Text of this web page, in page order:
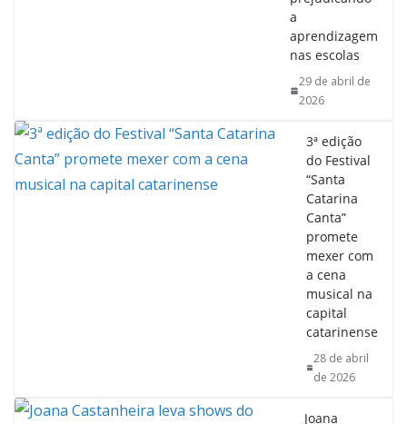
a
aprendizagem
nas escolas
2026
do Festival
“Santa
Catarina
Canta”
promete
mexer com
a cena
musical na
capital
catarinense
de 2026